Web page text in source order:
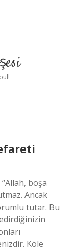
boşa
Ancak
tutar. Bu
Köle